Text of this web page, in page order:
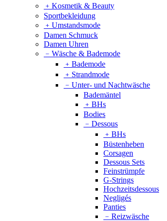
﹢ Kosmetik & Beauty
Sportbekleidung
﹢ Umstandsmode
Damen Schmuck
Damen Uhren
﹣ Wäsche & Bademode
﹢ Bademode
﹢ Strandmode
﹣ Unter- und Nachtwäsche
Bademäntel
﹢ BHs
Bodies
﹣ Dessous
﹢ BHs
Büstenheben
Corsagen
Dessous Sets
Feinstrümpfe
G-Strings
Hochzeitsdessous
Negligés
Panties
﹣ Reizwäsche